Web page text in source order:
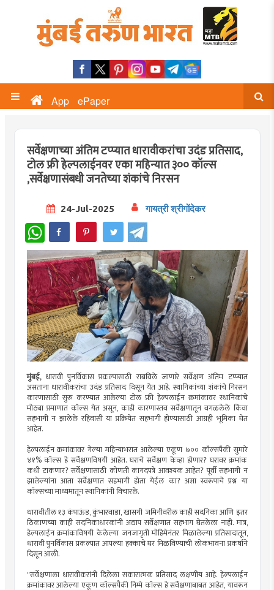
App ePaper
सर्वेक्षणाच्या अंतिम टप्प्यात धारावीकरांचा उदंड प्रतिसाद,
टोल फ्री हेल्पलाईनवर एका महिन्यात ३०० कॉल्स
,सर्वेक्षणासंबधी जनतेच्या शंकांचे निरसन
24-Jul-2025 गायत्री श्रीगोंदेकर
WhatsApp
मुंबई, धारावी पुनर्विकास प्रकल्पासाठी राबविले जाणारे सर्वेक्षण अंतिम टप्प्यात
असताना धारावीकरांचा उदंड प्रतिसाद दिसून येत आहे. स्थानिकांच्या शंकांचे निरसन
कारणासाठी सुरू करण्यात आलेल्या टोल फ्री हेल्पलाईन क्रमांकावर स्थानिकांचे
मोठ्या प्रमाणात कॉल्स येत असून, काही कारणास्तव सर्वेक्षणातून वगळलेले किंवा
सहभागी न झालेले रहिवासी या प्रक्रियेत सहभागी होण्यासाठी आग्रही भूमिका घेत
आहेत.
हेल्पलाईन क्रमांकावर गेल्या महिन्याभरात आलेल्या एकूण ७०० कॉल्सपैकी सुमारे
४१% कॉल्स हे सर्वेक्षणविषयी आहेत. घराचे सर्वेक्षण केव्हा होणार? घरावर क्रमांक
कधी टाकणार? सर्वेक्षणासाठी कोणती कागदपत्रे आवश्यक आहेत? पूर्वी सहभागी न
झालेल्यांना आता सर्वेक्षणात सहभागी होता येईल का? अशा स्वरूपाचे प्रश्न या
कॉल्सच्या माध्यमातून स्थानिकांनी विचारले.
धारावीतील १३ कंपाऊंड, कुंभारवाडा, खासगी जमिनीवरील काही सदनिका आणि इतर
ठिकाणच्या काही सदनिकाधारकांनी अद्याप सर्वेक्षणात सहभाग घेतलेला नाही. मात्र,
हेल्पलाईन क्रमांकाविषयी केलेल्या जनजागृती मोहिमेनंतर मिळालेल्या प्रतिसादातून,
धारावी पुनर्विकास प्रकल्पात आपल्या हक्काचे घर मिळविण्याची लोकभावना प्रकर्षाने
दिसून आली.
"सर्वेक्षणाला धारावीकरांनी दिलेला सकारात्मक प्रतिसाद लक्षणीय आहे. हेल्पलाईन
क्रमांकावर आलेल्या एकूण कॉल्सपैकी निम्मे कॉल्स हे सर्वेक्षणाबाबत आहेत, यावरून